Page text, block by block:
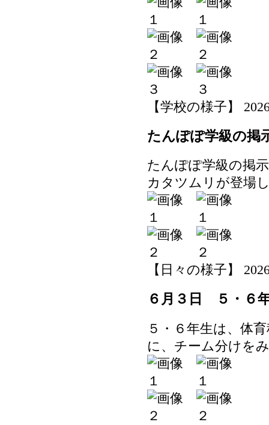
【学校の様子】
たんぽぽ学級の掲
たんぽぽ学級の掲
カタツムリが登場
【日々の様子】
６月３日 ５・６
５・６年生は、体
に、チーム分けを